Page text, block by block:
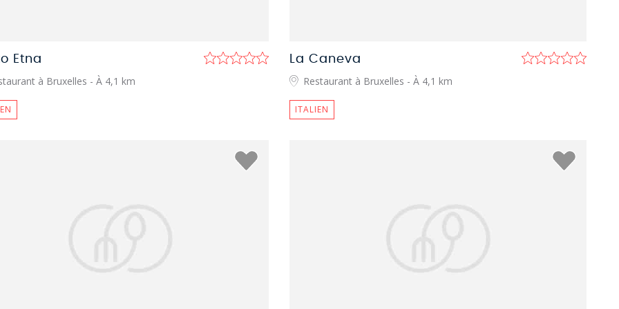
Etna
à Bruxelles - À 4,1 km
La Caneva
Restaurant à Bruxelles - À 4,1 km
ITALIEN